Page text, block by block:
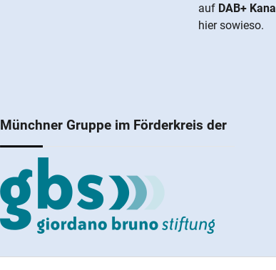
auf DAB+
hier sowieso.
Münchner Gruppe im Förderkreis der